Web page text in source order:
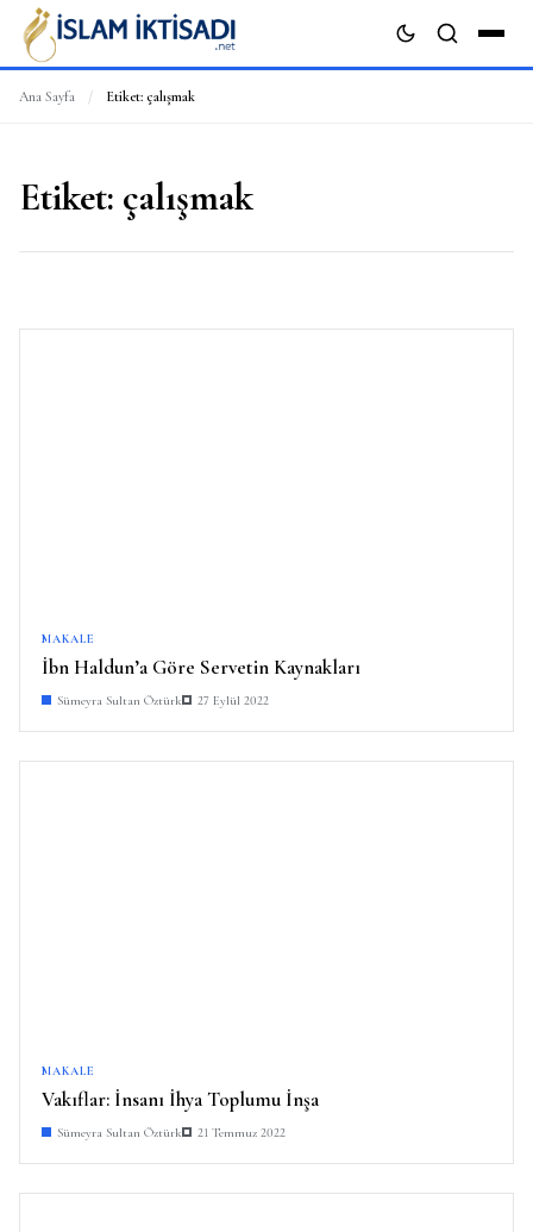
Ana Sayfa / Etiket: çalışmak
Etiket: çalışmak
MAKALE
İbn Haldun’a Göre Servetin Kaynakları
Sümeyra Sultan Öztürk 27 Eylül 2022
MAKALE
Vakıflar: İnsanı İhya Toplumu İnşa
Sümeyra Sultan Öztürk 21 Temmuz 2022